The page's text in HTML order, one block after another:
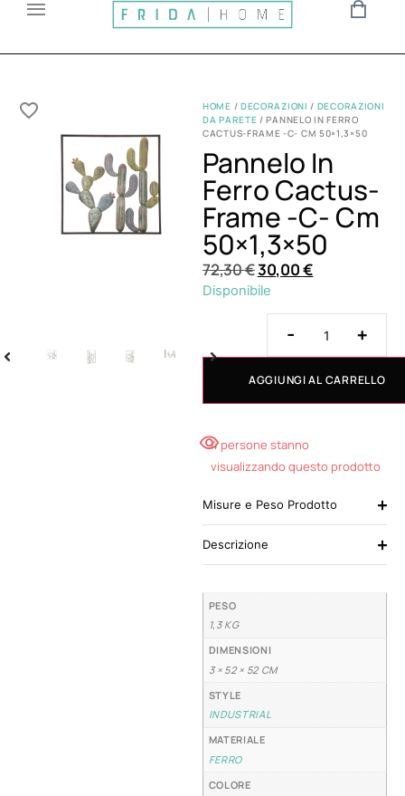
HOME / DECORAZIONI / DECORAZIONI
DA PARETE / PANNELO IN FERRO
CACTUS-FRAME -C- CM 50×1,3×50
Pannelo In
Ferro Cactus-
Frame -c- Cm
50×1,3×50
72,30€30,00€
Disponibile
- +
AGGIUNGI AL CARRELLO
4 persone stanno
visualizzando questo prodotto
Misure e Peso Prodotto
Descrizione
PESO
1,3 KG
DIMENSIONI
3 × 52 × 52 CM
STYLE
INDUSTRIAL
MATERIALE
FERRO
COLORE